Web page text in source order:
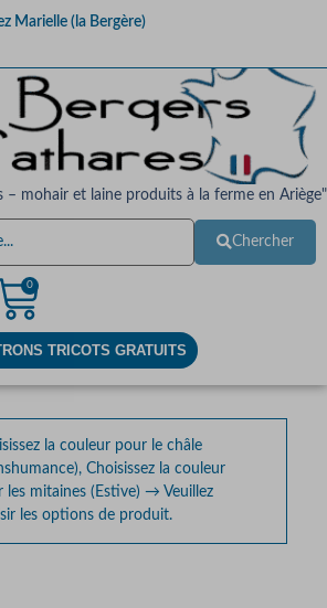
Marielle (la Bergère)
– mohair et laine produits à la ferme en Ariège"
Chercher
0
TRICOTS GRATUITS
la couleur pour le châle
Choisissez la couleur
les mitaines (Estive) → Veuillez
les options de produit.